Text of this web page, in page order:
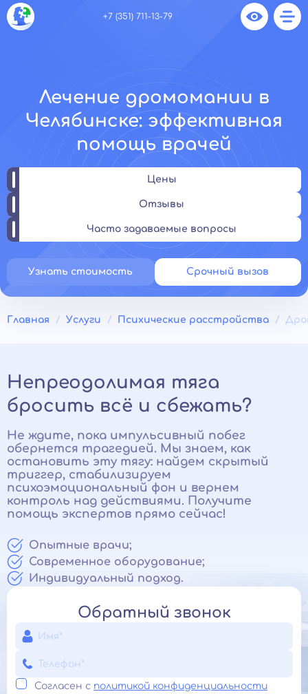
+7 (351) 711-13-79
Лечение дромомании в
Челябинске: эффективная
помощь врачей
Цены
Отзывы
Часто задаваемые вопросы
Узнать стоимость Срочный вызов
Главная Услуги Психические расстройства
Непреодолимая тяга
бросить всё и сбежать?
Не ждите, пока импульсивный побег
обернется трагедией. Мы знаем, как
остановить эту тягу: найдем скрытый
триггер, стабилизируем
психоэмоциональный фон и вернем
контроль над действиями. Получите
помощь экспертов прямо сейчас!
Опытные врачи;
Современное оборудование;
Индивидуальный подход.
Обратный звонок
Согласен с политикой конфиденциальности